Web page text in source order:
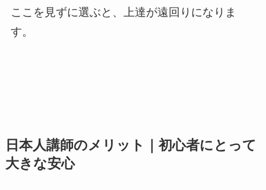
ここを見ずに選ぶと、上達が遠回りになりま
す。
日本人講師のメリット｜初心者にとって
大きな安心